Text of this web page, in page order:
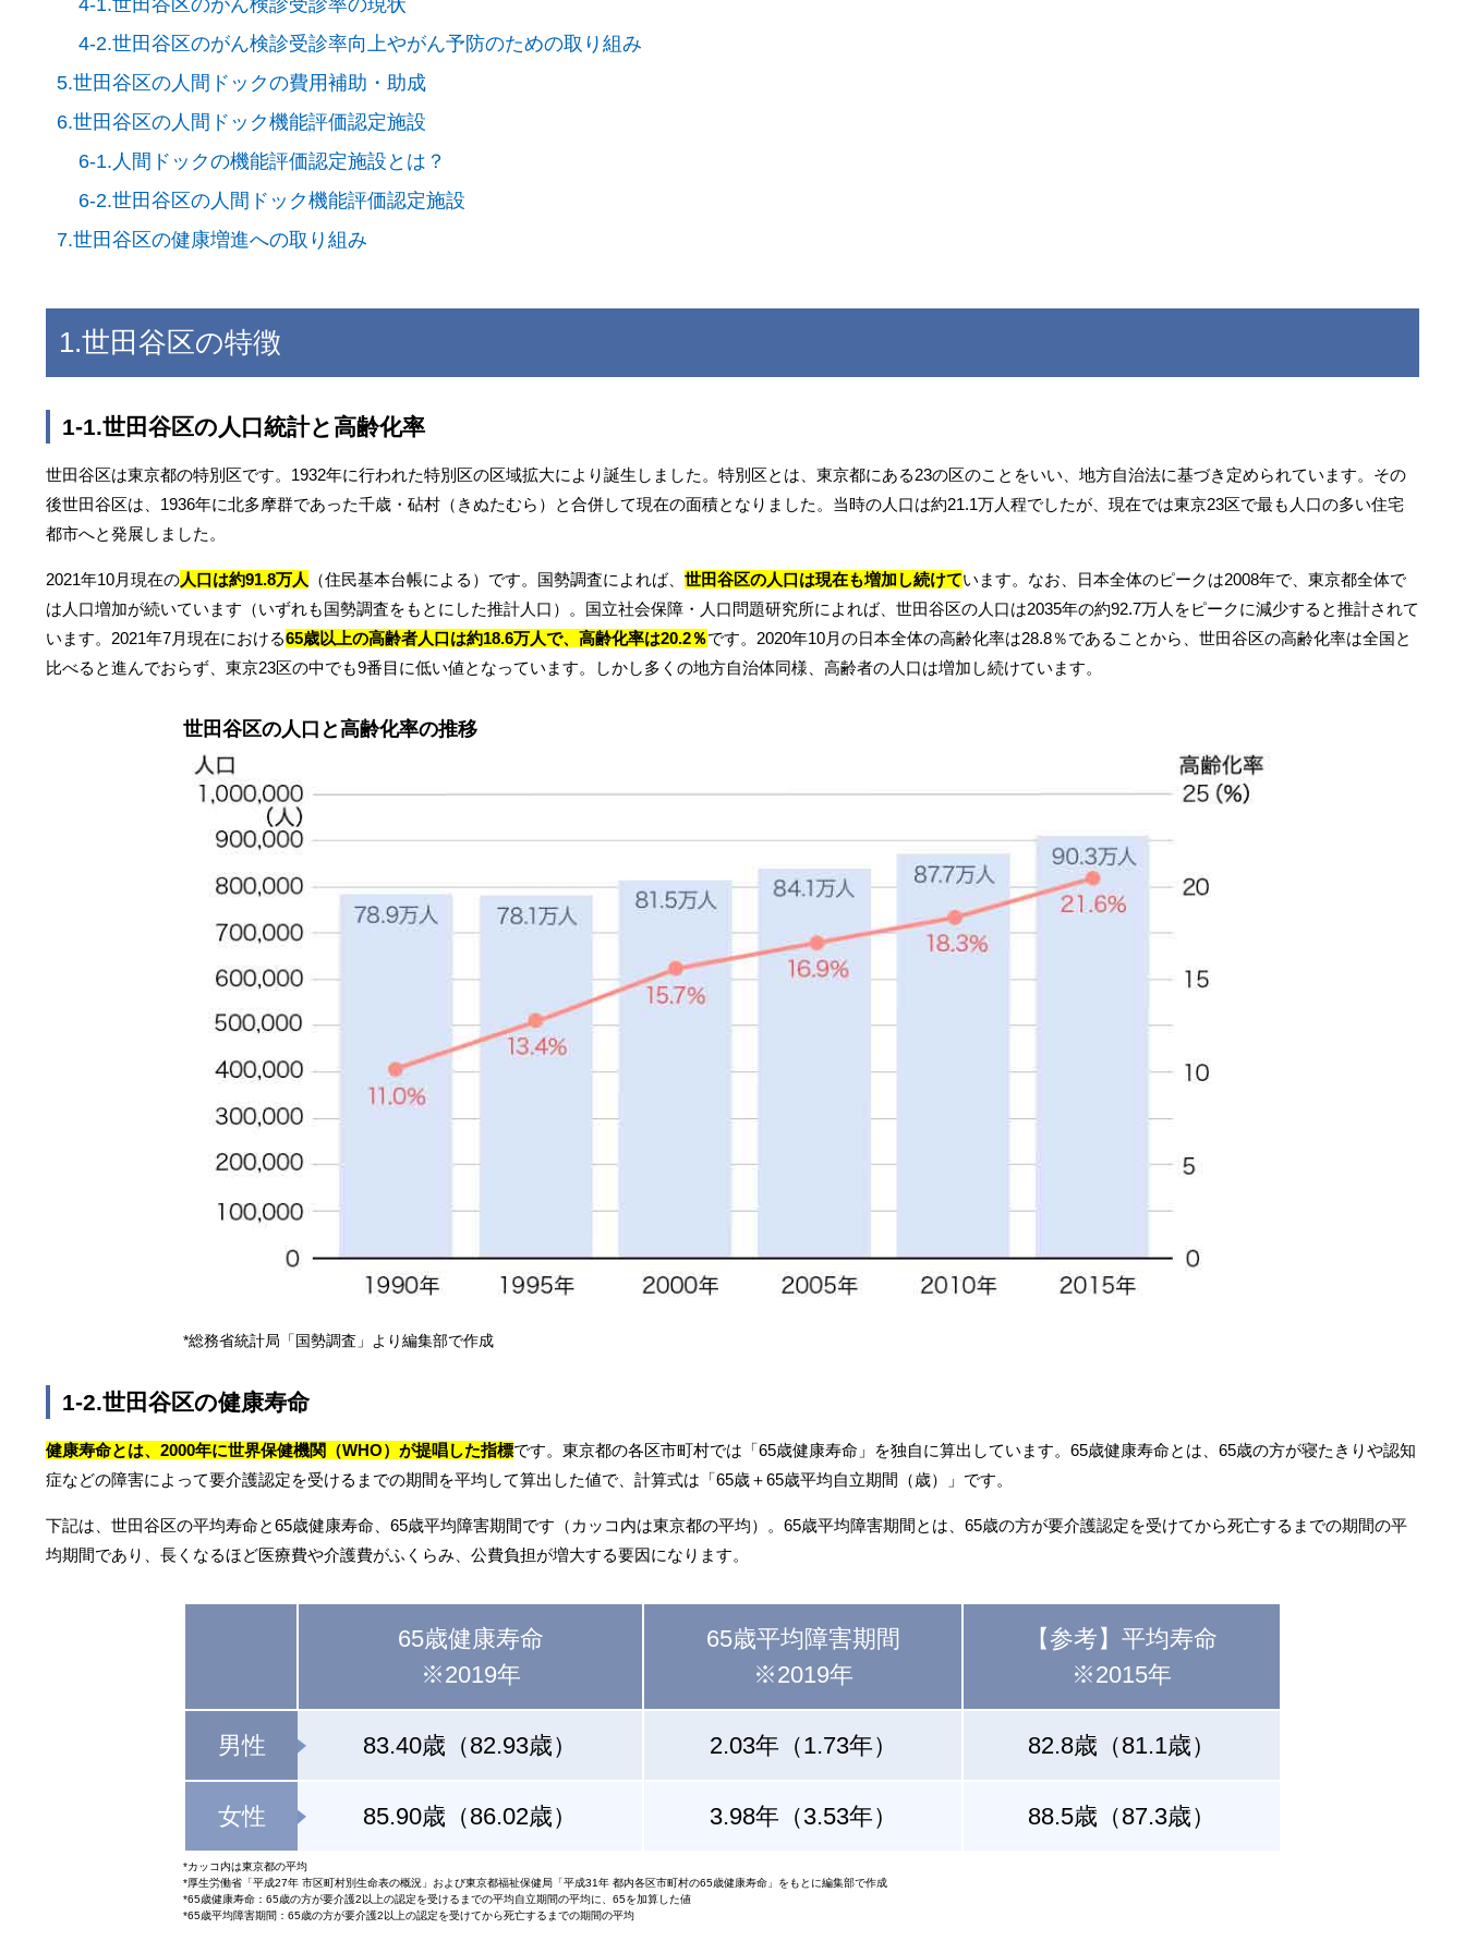
4-1.世田谷区のがん検診受診率の現状
4-2.世田谷区のがん検診受診率向上やがん予防のための取り組み
5.世田谷区の人間ドックの費用補助・助成
6.世田谷区の人間ドック機能評価認定施設
6-1.人間ドックの機能評価認定施設とは？
6-2.世田谷区の人間ドック機能評価認定施設
7.世田谷区の健康増進への取り組み
1.世田谷区の特徴
1-1.世田谷区の人口統計と高齢化率
世田谷区は東京都の特別区です。1932年に行われた特別区の区域拡大により誕生しました。特別区とは、東京都にある23の区のことをいい、地方自治法に基づき定められています。その
後世田谷区は、1936年に北多摩群であった千歳・砧村（きぬたむら）と合併して現在の面積となりました。当時の人口は約21.1万人程でしたが、現在では東京23区で最も人口の多い住宅
都市へと発展しました。
2021年10月現在の人口は約91.8万人 （住民基本台帳による）です。国勢調査によれば、 世田谷区の人口は現在も増加し続けています。なお、日本全体のピークは2008年で、東京都全体で
は人口増加が続いています（いずれも国勢調査をもとにした推計人口）。国立社会保障・人口問題研究所によれば、世田谷区の人口は2035年の約92.7万人をピークに減少すると推計されて
います。2021年7月現在における65歳以上の高齢者人口は約18.6万人で、高齢化率は20.2％です。2020年10月の日本全体の高齢化率は28.8％であることから、世田谷区の高齢化率は全国と
比べると進んでおらず、東京23区の中でも9番目に低い値となっています。しかし多くの地方自治体同様、高齢者の人口は増加し続けています。
世田谷区の人口と高齢化率の推移
*総務省統計局「国勢調査」より編集部で作成
1-2.世田谷区の健康寿命
健康寿命とは、2000年に世界保健機関（WHO）が提唱した指標です。東京都の各区市町村では「65歳健康寿命」を独自に算出しています。65歳健康寿命とは、65歳の方が寝たきりや認知
症などの障害によって要介護認定を受けるまでの期間を平均して算出した値で、計算式は「65歳＋65歳平均自立期間（歳）」です。
下記は、世田谷区の平均寿命と65歳健康寿命、65歳平均障害期間です（カッコ内は東京都の平均）。65歳平均障害期間とは、65歳の方が要介護認定を受けてから死亡するまでの期間の平
均期間であり、長くなるほど医療費や介護費がふくらみ、公費負担が増大する要因になります。
65歳健康寿命
※2019年
65歳平均障害期間
※2019年
【参考】平均寿命
※2015年
男性 83.40歳（82.93歳） 2.03年（1.73年） 82.8歳（81.1歳）
女性 85.90歳（86.02歳） 3.98年（3.53年） 88.5歳（87.3歳）
*カッコ内は東京都の平均
*厚生労働省「平成27年 市区町村別生命表の概況」および東京都福祉保健局「平成31年 都内各区市町村の65歳健康寿命」をもとに編集部で作成
*65歳健康寿命：65歳の方が要介護2以上の認定を受けるまでの平均自立期間の平均に、65を加算した値
*65歳平均障害期間：65歳の方が要介護2以上の認定を受けてから死亡するまでの期間の平均